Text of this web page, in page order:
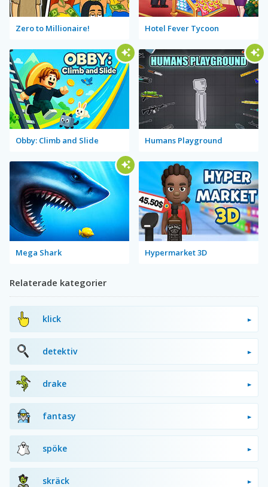
Zero to Millionaire! Hotel Fever Tycoon
Obby: Climb and Slide Humans Playground
Mega Shark Hypermarket 3D
Relaterade kategorier
klick
detektiv
drake
fantasy
spöke
skräck